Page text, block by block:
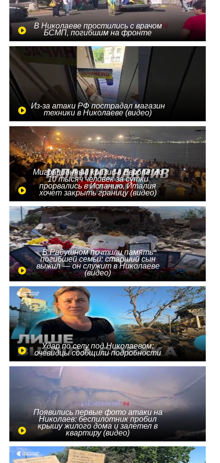
В Николаеве простились с врачом
БСМП, погибшим на фронте
Из-за атаки РФ пострадал магазин
техники в Николаеве (видео)
Миграционный кризис в Европе: до
10 тысяч человек за сутки
прорвались в Испанию, Италия
хочет закрыть границу (видео)
В Радушном почтили память
погибшей семьи: старший сын
выжил — он служит в Николаеве
(видео)
Удар по селу под Николаевом:
очевидцы сообщили подробности
Появились первые фото атаки на
Николаев: беспилотник пробил
крышу жилого дома и залетел в
квартиру (видео)